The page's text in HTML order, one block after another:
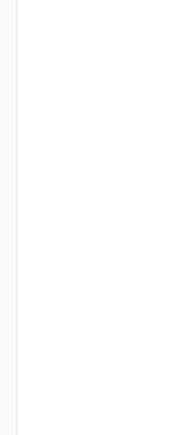
گام برمی‌دارد. ما
و زیربنای
پیشرفته تصفیه آب
فناوری‌های نوین
منابع آبی ارائه
جمله تأمین آب
شده‌اند.
کیفی، ارائه
برای تضمین